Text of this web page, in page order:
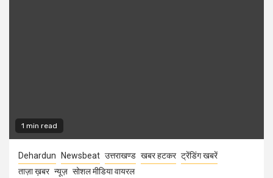
1 min read
Dehardun Newsbeat उत्तराखण्ड खबर हटकर ट्रेंडिंग खबरें
ताज़ा ख़बर न्यूज़ सोशल मीडिया वायरल